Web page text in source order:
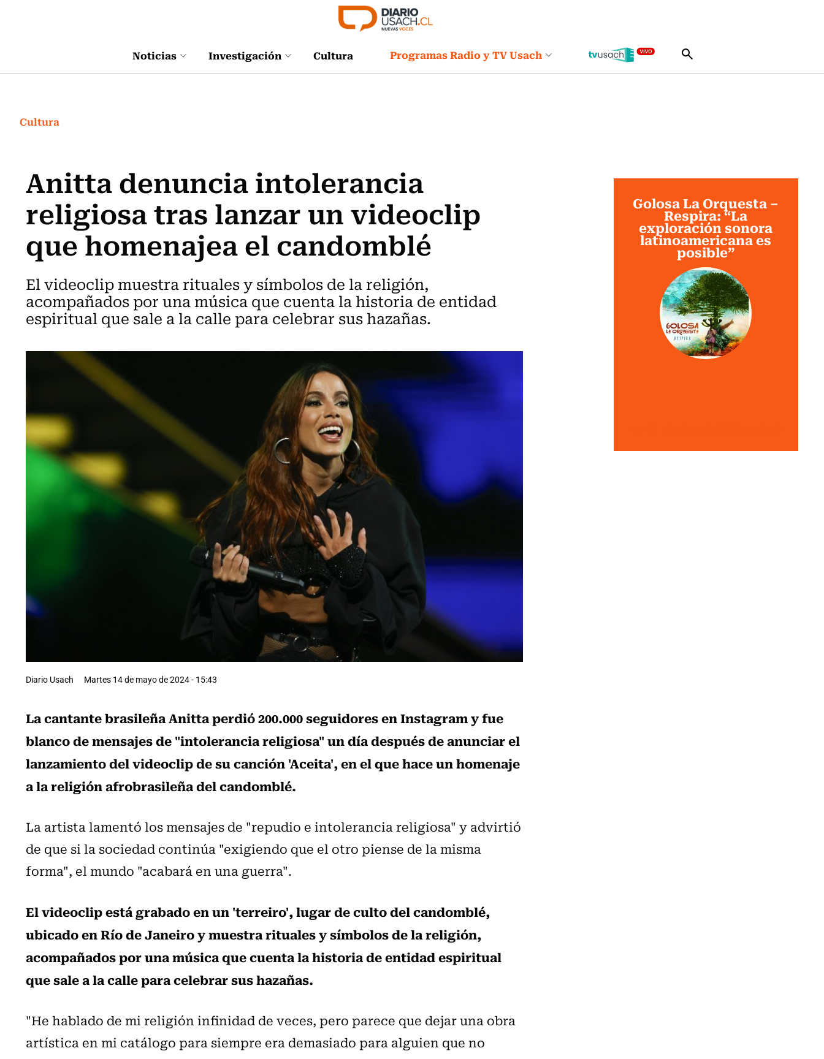
Noticias Investigación Cultura Programas Radio y TV Usach
Cultura
Anitta denuncia intolerancia
religiosa tras lanzar un videoclip
que homenajea el candomblé
El videoclip muestra rituales y símbolos de la religión,
acompañados por una música que cuenta la historia de entidad
espiritual que sale a la calle para celebrar sus hazañas.
Diario Usach Martes 14 de mayo de 2024 - 15:43
La cantante brasileña Anitta perdió 200.000 seguidores en Instagram y fue
blanco de mensajes de "intolerancia religiosa" un día después de anunciar el
lanzamiento del videoclip de su canción 'Aceita', en el que hace un homenaje
a la religión afrobrasileña del candomblé.
La artista lamentó los mensajes de "repudio e intolerancia religiosa" y advirtió
de que si la sociedad continúa "exigiendo que el otro piense de la misma
forma", el mundo "acabará en una guerra".
El videoclip está grabado en un 'terreiro', lugar de culto del candomblé,
ubicado en Río de Janeiro y muestra rituales y símbolos de la religión,
acompañados por una música que cuenta la historia de entidad espiritual
que sale a la calle para celebrar sus hazañas.
"He hablado de mi religión infinidad de veces, pero parece que dejar una obra
artística en mi catálogo para siempre era demasiado para alguien que no
Golosa La Orquesta –
Respira: “La
exploración sonora
latinoamericana es
posible”